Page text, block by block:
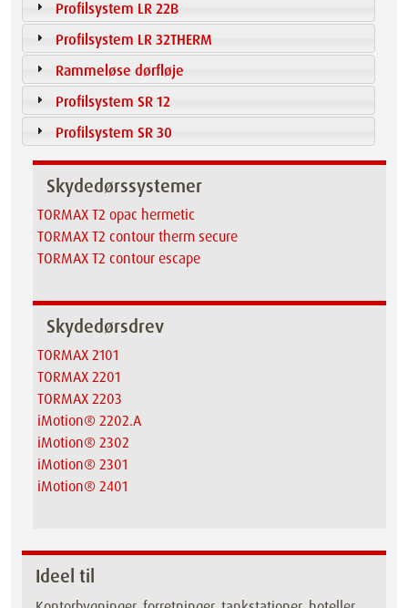
Profilsystem LR 22B
Profilsystem LR 32THERM
Rammeløse dørfløje
Profilsystem SR 12
Profilsystem SR 30
Skydedørssystemer
TORMAX T2 opac hermetic
TORMAX T2 contour therm secure
TORMAX T2 contour escape
Skydedørsdrev
TORMAX 2101
TORMAX 2201
TORMAX 2203
iMotion® 2202.A
iMotion® 2302
iMotion® 2301
iMotion® 2401
Ideel til